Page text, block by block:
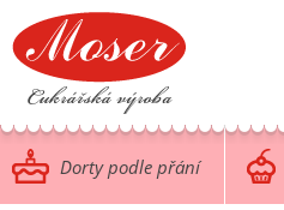
Dorty podle přání